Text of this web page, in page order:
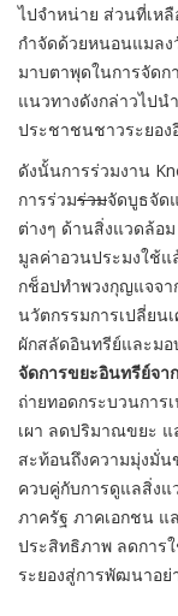
ไปจำหน่าย ส่วนที่เห
กำจัดด้วยหนอนแมลง
มาบตาพุดในการจัด
แนวทางดังกล่าวไปน
ประชาชนชาวระยอง
ดังนั้นการร่วมงาน
การร่วมร่วมจัดบูธจัด
ต่างๆ ด้านสิ่งแวดล้อ
มูลค่าอวนประมงใช้
กช็อปทำพวงกุญแจจา
นวัตกรรมการเปลี่ยน
ผักสลัดอินทรีย์และม
จัดการขยะอินทรีย์จา
ถ่ายทอดกระบวนการ
เผา ลดปริมาณขยะ
สะท้อนถึงความมุ่งมั่
ควบคู่กับการดูแลสิ่ง
ภาครัฐ ภาคเอกชน แ
ประสิทธิภาพ ลดการ
ระยองสู่การพัฒนาอย่